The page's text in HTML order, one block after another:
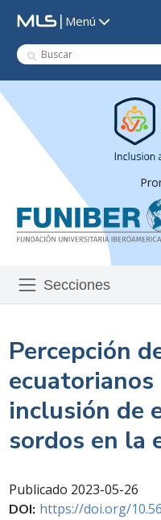
| Menú
Secciones
Percepción
inclusión de
sordos en la
Publicado 2023-05-26
DOI: https://doi.org/